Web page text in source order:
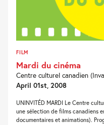
FILM
Mardi du cinéma
Centre culturel canadien
April 01st, 2008
UNINVITÉD MARDI Le Centre
une sélection de films canadiens
documentaires et animations).